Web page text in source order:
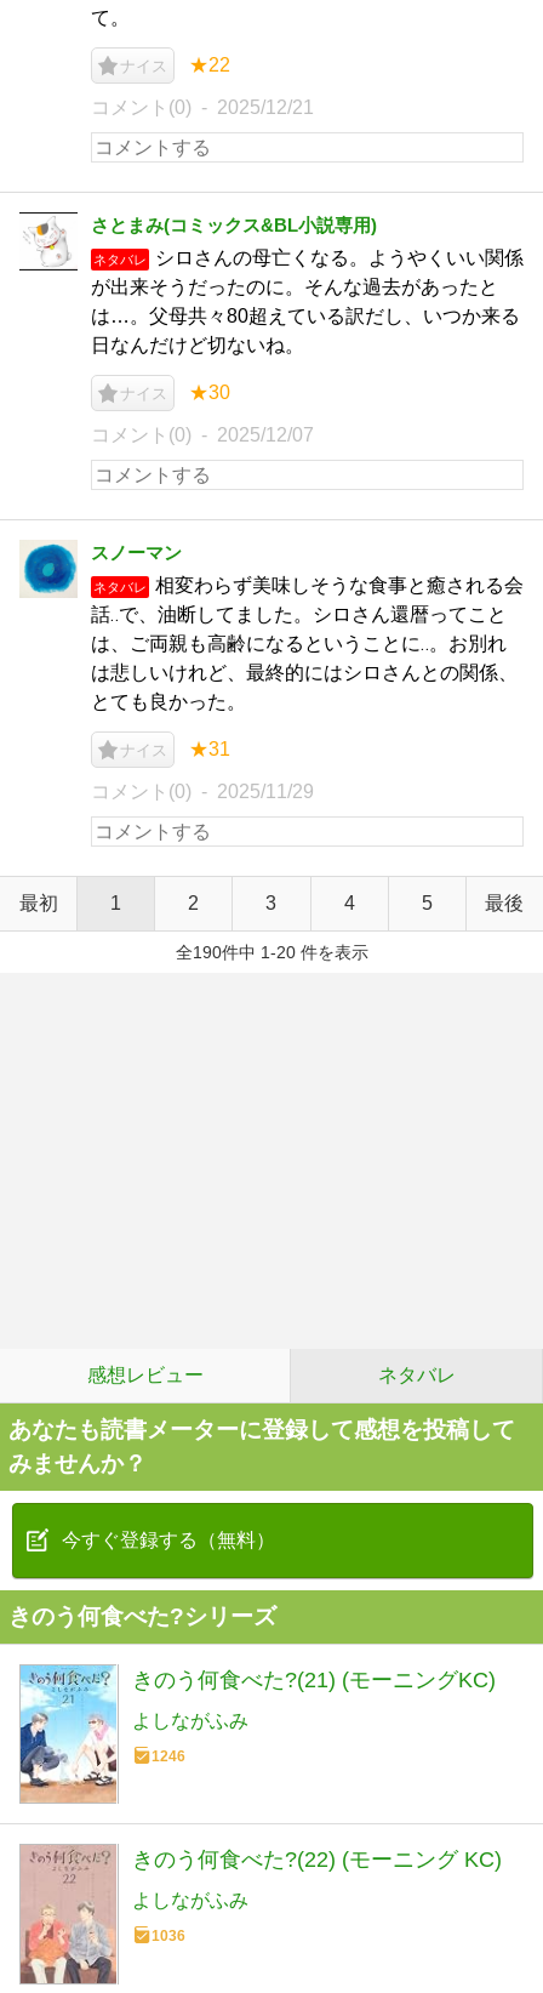
て。
ナイス ★22
コメント(0) 2025/12/21
さとまみ(コミックス&BL小説専用)
ネタバレ
シロさんの母亡くなる。ようやくいい関係
が出来そうだったのに。そんな過去があったと
は…。父母共々80超えている訳だし、いつか来る
日なんだけど切ないね。
ナイス ★30
コメント(0) 2025/12/07
スノーマン
ネタバレ
相変わらず美味しそうな食事と癒される会
話‥で、油断してました。シロさん還暦ってこと
は、ご両親も高齢になるということに‥。お別れ
は悲しいけれど、最終的にはシロさんとの関係、
とても良かった。
ナイス ★31
コメント(0) 2025/11/29
最初 1 2 3 4 5 最後
全190件中 1-20 件を表示
感想レビュー ネタバレ
あなたも読書メーターに登録して感想を投稿して
みませんか？
今すぐ登録する（無料）
きのう何食べた?シリーズ
きのう何食べた?(21) (モーニングKC)
よしながふみ
1246
きのう何食べた?(22) (モーニング KC)
よしながふみ
1036